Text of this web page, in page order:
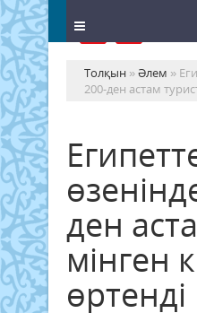
Толқын »Әлем »
200-ден астам
ден
мінген
өртенді